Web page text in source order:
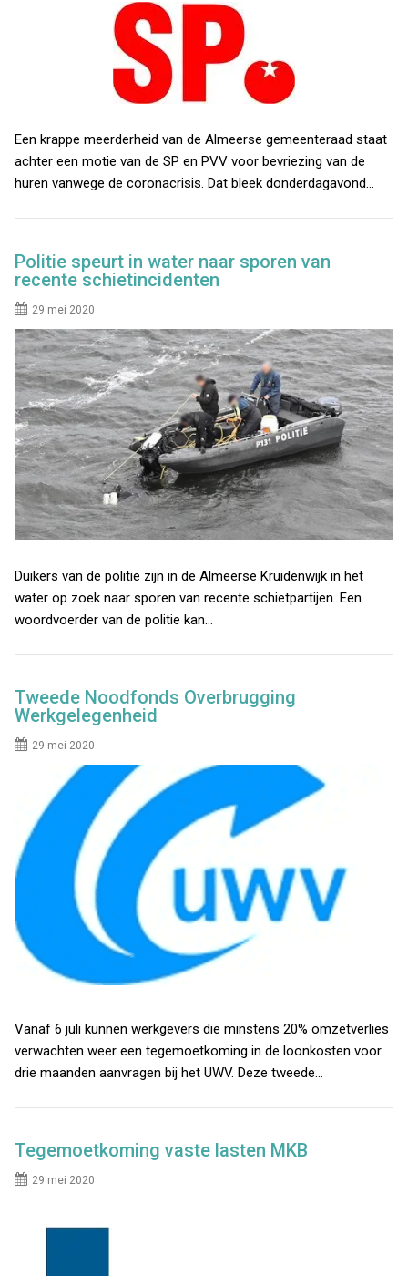
Een krappe meerderheid van de Almeerse gemeenteraad staat
achter een motie van de SP en PVV voor bevriezing van de
huren vanwege de coronacrisis. Dat bleek donderdagavond…
Politie speurt in water naar sporen van
recente schietincidenten
29 mei 2020
Duikers van de politie zijn in de Almeerse Kruidenwijk in het
water op zoek naar sporen van recente schietpartijen. Een
woordvoerder van de politie kan…
Tweede Noodfonds Overbrugging
Werkgelegenheid
29 mei 2020
Vanaf 6 juli kunnen werkgevers die minstens 20% omzetverlies
verwachten weer een tegemoetkoming in de loonkosten voor
drie maanden aanvragen bij het UWV. Deze tweede…
Tegemoetkoming vaste lasten MKB
29 mei 2020